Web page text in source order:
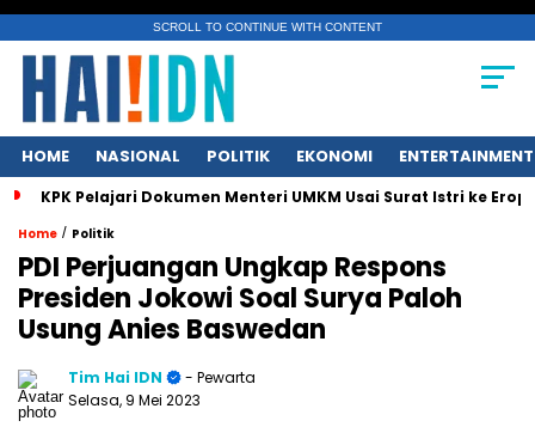
SCROLL TO CONTINUE WITH CONTENT
HOME NASIONAL POLITIK EKONOMI ENTERTAINMENT
KPK Pelajari Dokumen Menteri UMKM Usai Surat Istri ke
Home / Politik
PDI Perjuangan Ungkap Respons
Presiden Jokowi Soal Surya Paloh
Usung Anies Baswedan
Tim Hai IDN
- Pewarta
Selasa, 9 Mei 2023